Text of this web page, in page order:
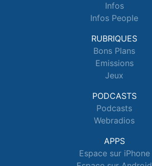
Infos
Infos People
RUBRIQUES
Bons Plans
Emissions
Jeux
PODCASTS
Podcasts
Webradios
APPS
Espace sur iPhone